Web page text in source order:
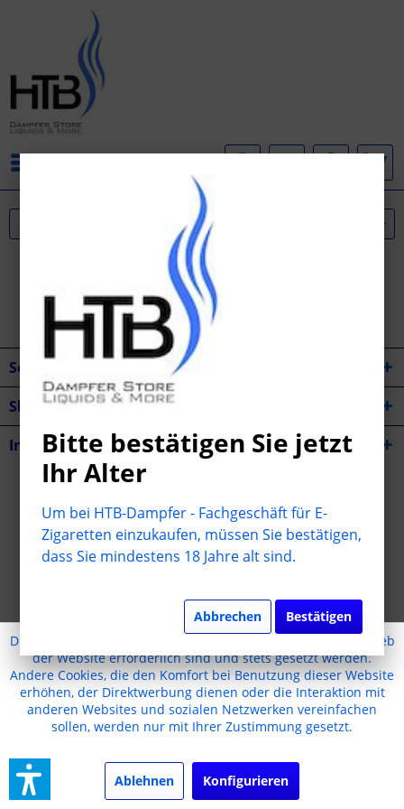
Service Hotline
Shop Service
Informationen
Cookie-Einstellungen Jugendschutz
Kontakt
Versand und Zahlungsbedingungen
Widerrufsrecht
Realisiert mit Shopware
Diese Website benutzt Cookies, die für den technischen Betrieb
der Website erforderlich sind und stets gesetzt werden.
Andere Cookies, die den Komfort bei Benutzung dieser Website
erhöhen, der Direktwerbung dienen oder die Interaktion mit
anderen Websites und sozialen Netzwerken vereinfachen
sollen, werden nur mit Ihrer Zustimmung gesetzt.
Ablehnen Konfigurieren
Bitte bestätigen Sie jetzt
Ihr Alter
Um bei HTB-Dampfer - Fachgeschäft für E-
Zigaretten einzukaufen, müssen Sie bestätigen,
dass Sie mindestens 18 Jahre alt sind.
Abbrechen Bestätigen